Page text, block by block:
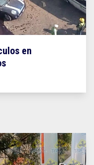
en